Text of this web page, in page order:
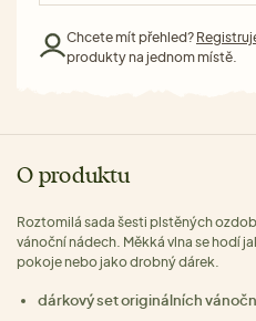
Chcete mít přehled?
produkty na jednom místě.
O produktu
Roztomilá sada šesti plstěných
vánoční nádech. Měkká vlna se hodí
pokoje nebo jako drobný dárek.
dárkový set originálních